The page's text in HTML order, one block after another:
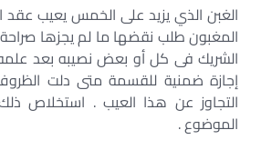
الغبن الذي يزيد على الخمس يعيب عقد
المغبون طلب نقضها ما لم يجزها
الشريك فى كل أو بعض نصيبه بعد علمه
إجازة ضمنية للقسمة متى دلت
التجاوز عن هذا العيب . استخلاص
الموضوع .